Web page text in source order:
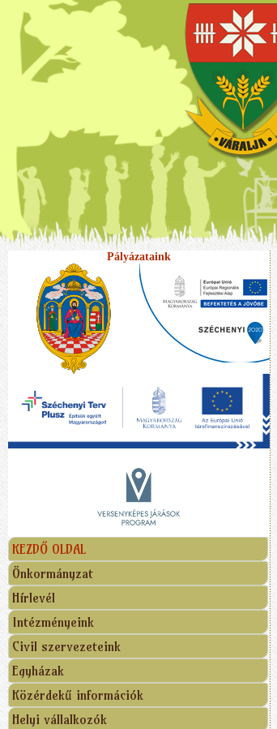
Pályázataink
KEZDŐ OLDAL
Önkormányzat
Hírlevél
Intézményeink
Civil szervezeteink
Egyházak
Közérdekű információk
Helyi vállalkozók